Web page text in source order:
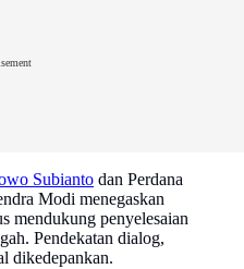
Subianto dan Perdana
Modi menegaskan
mendukung penyelesaian
Pendekatan dialog,
dikedepankan.